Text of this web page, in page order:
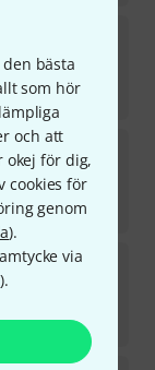
bästa
som hör
och att
okej för dig,
cookies för
genom
).
via
).